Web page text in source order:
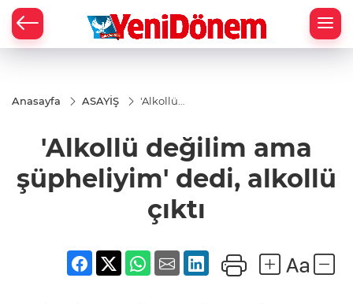
Anasayfa ASAYİŞ
'Alkollü
şüpheliyim'
dedi,
alkollü çıktı
'Alkollü değilim ama
şüpheliyim' dedi, alkollü
çıktı